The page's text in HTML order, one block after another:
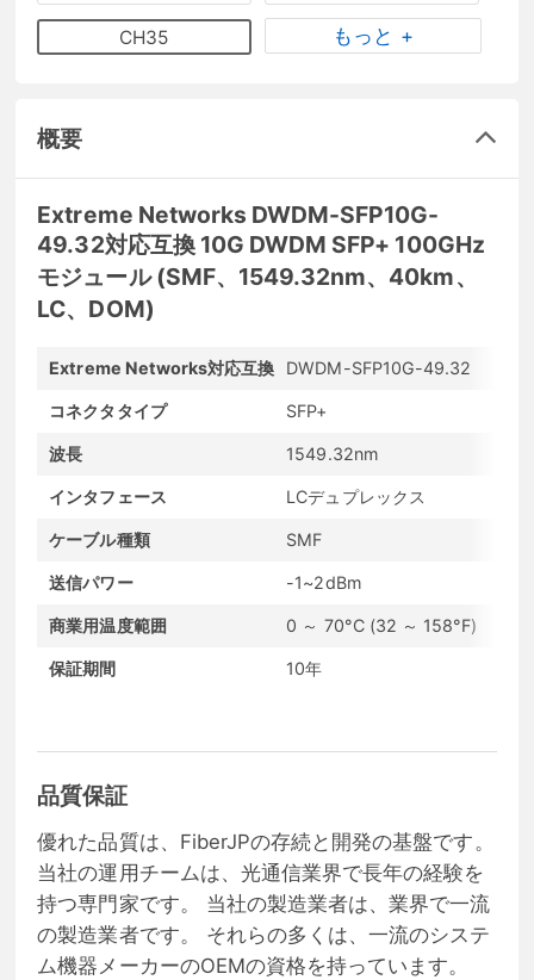
CH35 もっと +
概要
Extreme Networks DWDM-SFP10G-
49.32対応互換 10G DWDM SFP+ 100GHz
モジュール (SMF、1549.32nm、40km、
LC、DOM)
Extreme Networks対応互換 DWDM-SFP10G-49.32
コネクタタイプ SFP+
波長 1549.32nm
インタフェース LCデュプレックス
ケーブル種類 SMF
送信パワー -1~2dBm
商業用温度範囲 0 ～ 70°C (32 ～ 158°F)
保証期間 10年
品質保証
優れた品質は、FiberJPの存続と開発の基盤です。
当社の運用チームは、光通信業界で長年の経験を
持つ専門家です。 当社の製造業者は、業界で一流
の製造業者です。 それらの多くは、一流のシステ
ム機器メーカーのOEMの資格を持っています。